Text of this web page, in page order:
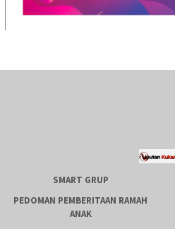
SMART GRUP
PEDOMAN PEMBERITAAN RAMAH
ANAK